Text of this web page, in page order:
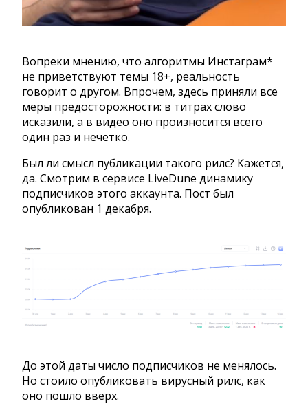
Вопреки мнению, что алгоритмы Инстаграм*
не приветствуют темы 18+, реальность
говорит о другом. Впрочем, здесь приняли все
меры предосторожности: в титрах слово
исказили, а в видео оно произносится всего
один раз и нечетко.
Был ли смысл публикации такого рилс? Кажется,
да. Смотрим в сервисе LiveDune динамику
подписчиков этого аккаунта. Пост был
опубликован 1 декабря.
До этой даты число подписчиков не менялось.
Но стоило опубликовать вирусный рилс, как
оно пошло вверх.